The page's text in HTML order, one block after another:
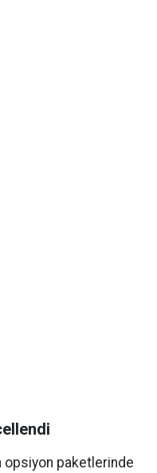
opsiyon paketlerinde